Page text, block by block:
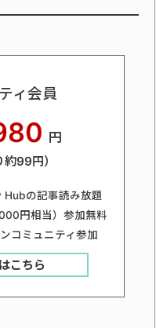
ィ会員
円
約99円）
の記事読み放題
円相当）参加無料
コミュニティ参加
こちら